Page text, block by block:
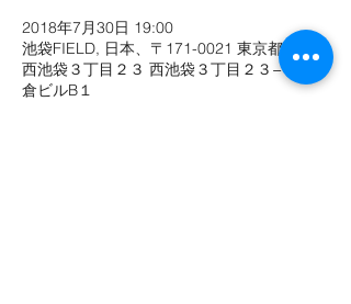
2018年7月30日 19:00
池袋FIELD, 日本、〒171-0021 東京都豊島区
西池袋３丁目２３ 西池袋３丁目２３−１ 小
倉ビルB１